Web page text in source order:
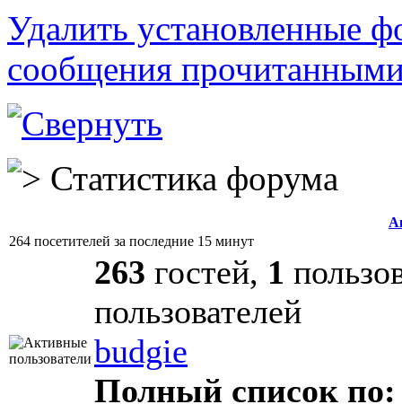
Удалить установленные
сообщения
Статистика форума
264 посетителей за последние 15 минут
263 гостей, 1
пользователей
budgie
Полный список по: